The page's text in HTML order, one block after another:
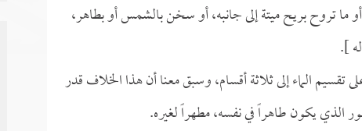
ما تروح بريح ميتة إلى جانبه، أو سخن بالشمس أو بطاهر،
].
الماء إلى ثلاثة أقسام، وسبق معنا أن هذا الخلاف قدر
الذي يكون طاهراً في نفسه، مطهراً لغيره.